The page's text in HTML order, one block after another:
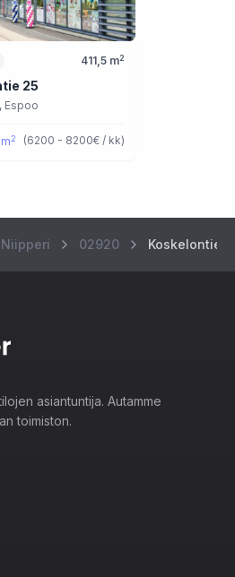
411,5 m2
25
Espoo
2 (6200 - 8200€ / kk)
Niipperi 02920 Koskelontie
asiantuntija. Autamme
toimiston.